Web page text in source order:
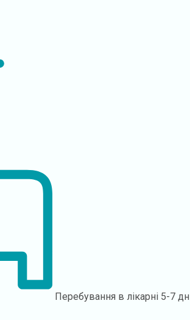
Перебування в лікарні 5-7